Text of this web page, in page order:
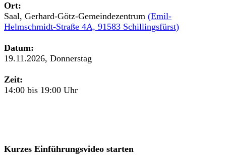
Ort:
Saal, Gerhard-Götz-Gemeindezentrum (Emil-
Helmschmidt-Straße 4A, 91583 Schillingsfürst)
Datum:
19.11.2026, Donnerstag
Zeit:
14:00 bis 19:00 Uhr
Kurzes Einführungsvideo starten